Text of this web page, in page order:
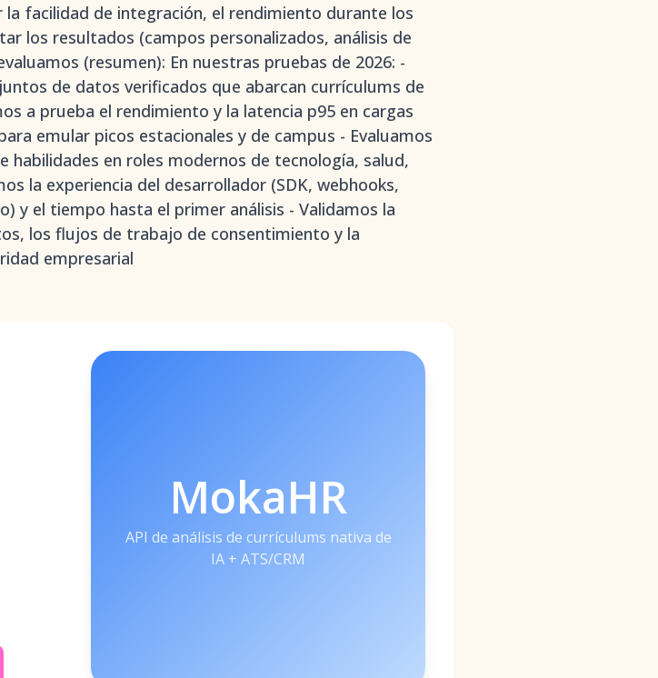
facilidad de integración, el rendimiento durante los
los resultados (campos personalizados, análisis de
(resumen): En nuestras pruebas de 2026: -
de datos verificados que abarcan currículums de
a prueba el rendimiento y la latencia p95 en cargas
emular picos estacionales y de campus - Evaluamos
en roles modernos de tecnología, salud,
la experiencia del desarrollador (SDK, webhooks,
y el tiempo hasta el primer análisis - Validamos la
los flujos de trabajo de consentimiento y la
empresarial
MokaHR
API de análisis de currículums nativa de
IA + ATS/CRM